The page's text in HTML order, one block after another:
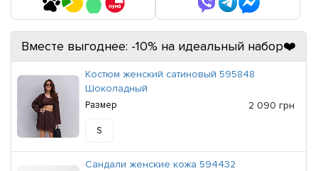
Вместе выгоднее: -10% на идеальный набор❤️
Костюм женский сатиновый 595848
Шоколадный
Размер 2 090 грн
S
Сандали женские кожа 594432